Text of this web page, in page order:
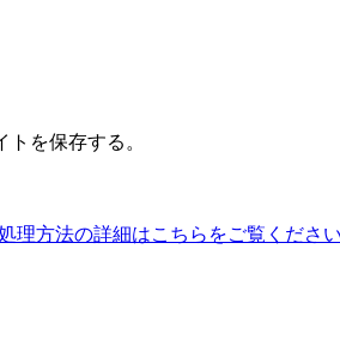
を保存する。
理方法の詳細はこちらをご覧ください